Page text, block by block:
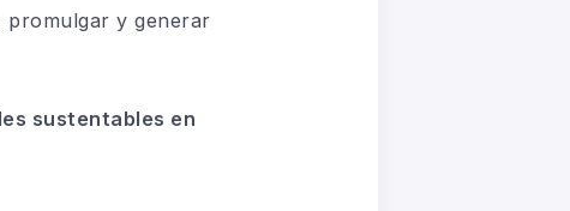
promulgar y generar
sustentables en